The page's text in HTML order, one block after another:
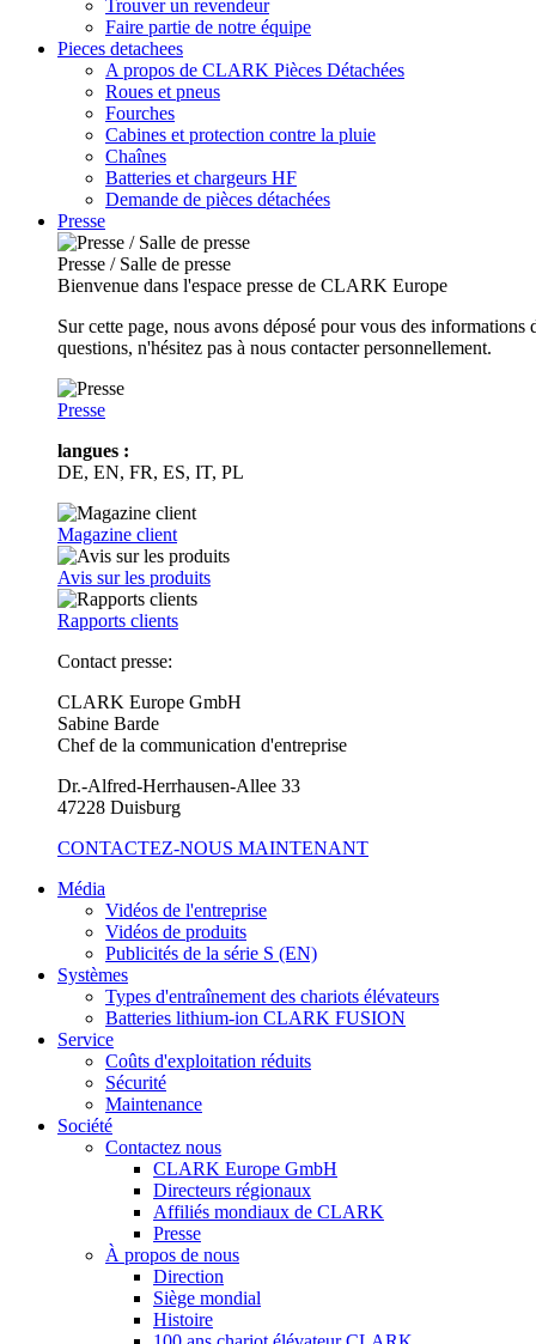
Trouver un revendeur
Faire partie de notre équipe
Pieces detachees
A propos de CLARK Pièces Détachées
Roues et pneus
Fourches
Cabines et protection contre la pluie
Chaînes
Batteries et chargeurs HF
Demande de pièces détachées
Presse
Presse / Salle de presse
Bienvenue dans l'espace presse de CLARK Europe
Sur cette page, nous avons déposé pour vous des
questions, n'hésitez pas à nous contacter personnellement.
Presse
langues :
DE, EN, FR, ES, IT, PL
Magazine client
Avis sur les produits
Rapports clients
Contact presse:
CLARK Europe GmbH
Sabine Barde
Chef de la communication d'entreprise
Dr.-Alfred-Herrhausen-Allee 33
47228 Duisburg
CONTACTEZ-NOUS MAINTENANT
Média
Vidéos de l'entreprise
Vidéos de produits
Publicités de la série S (EN)
Systèmes
Types d'entraînement des chariots élévateurs
Batteries lithium-ion CLARK FUSION
Service
Coûts d'exploitation réduits
Sécurité
Maintenance
Société
Contactez nous
CLARK Europe GmbH
Directeurs régionaux
Affiliés mondiaux de CLARK
Presse
À propos de nous
Direction
Siège mondial
Histoire